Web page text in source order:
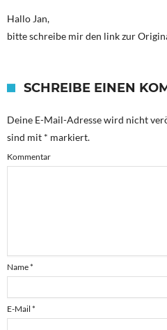
Hallo Jan,
bitte schreibe mir den link zur
SCHREIBE EINEN
Deine E-Mail-Adresse wird nicht
sind mit * markiert.
Kommentar
Name*
E-Mail *